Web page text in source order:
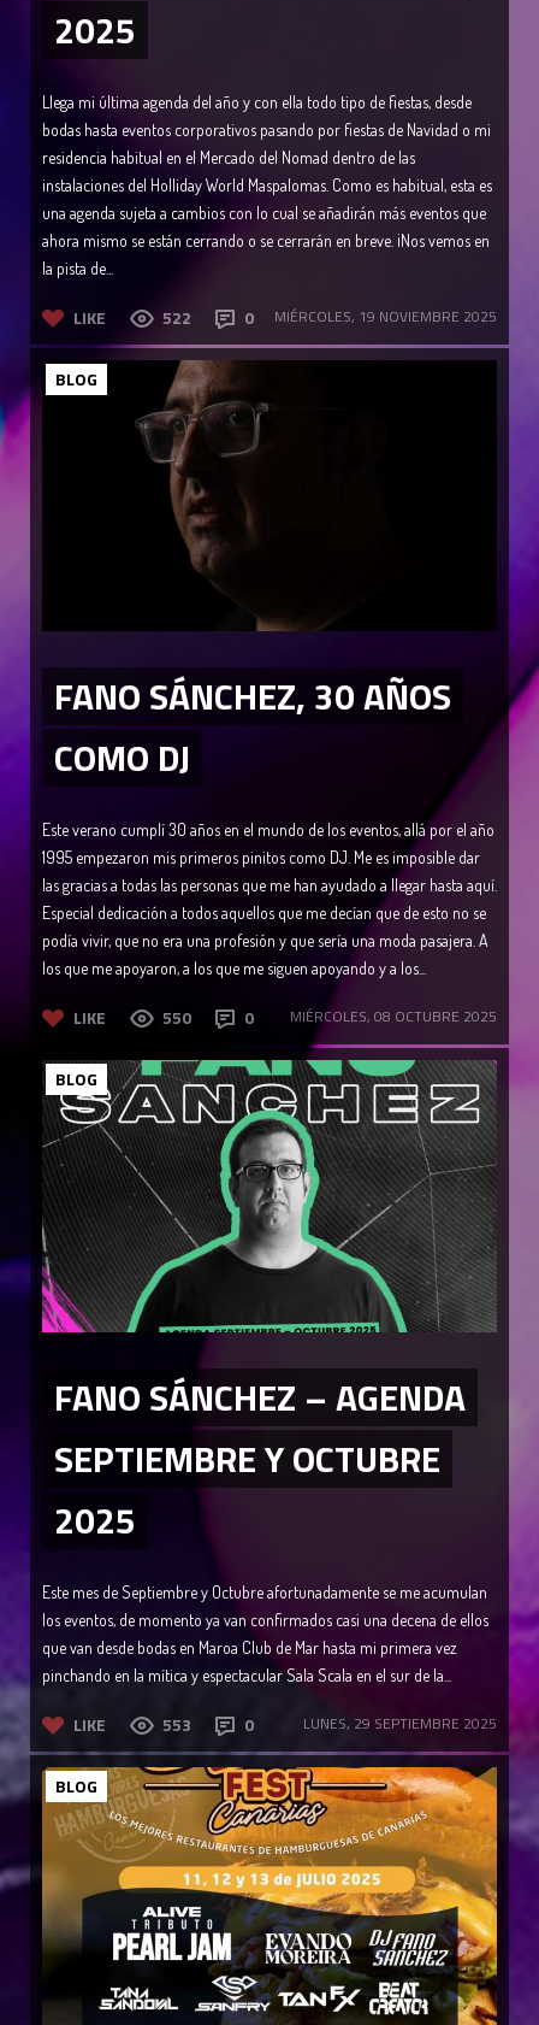
2025
Llega mi última agenda del año y con ella todo tipo de fiestas, desde
bodas hasta eventos corporativos pasando por fiestas de Navidad o mi
residencia habitual en el Mercado del Nomad dentro de las
instalaciones del Holliday World Maspalomas. Como es habitual, esta es
una agenda sujeta a cambios con lo cual se añadirán más eventos que
ahora mismo se están cerrando o se cerrarán en breve. ¡Nos vemos en
la pista de...
LIKE 522 0 MIÉRCOLES, 19 NOVIEMBRE 2025
BLOG
FANO SÁNCHEZ, 30 AÑOS
COMO DJ
Este verano cumplí 30 años en el mundo de los eventos, allá por el año
1995 empezaron mis primeros pinitos como DJ. Me es imposible dar
las gracias a todas las personas que me han ayudado a llegar hasta aquí.
Especial dedicación a todos aquellos que me decían que de esto no se
podía vivir, que no era una profesión y que sería una moda pasajera. A
los que me apoyaron, a los que me siguen apoyando y a los...
LIKE 550 0 MIÉRCOLES, 08 OCTUBRE 2025
BLOG
FANO SÁNCHEZ – AGENDA
SEPTIEMBRE Y OCTUBRE
2025
Este mes de Septiembre y Octubre afortunadamente se me acumulan
los eventos, de momento ya van confirmados casi una decena de ellos
que van desde bodas en Maroa Club de Mar hasta mi primera vez
pinchando en la mítica y espectacular Sala Scala en el sur de la...
LIKE 553 0 LUNES, 29 SEPTIEMBRE 2025
BLOG